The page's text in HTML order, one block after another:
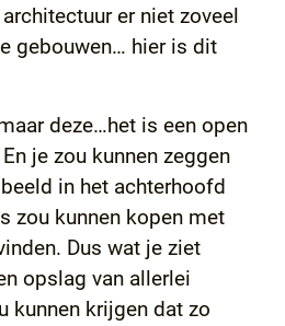
er niet zoveel
gebouwen… hier is dit
deze…het is een open
je zou kunnen zeggen
in het achterhoofd
zou kunnen kopen met
Dus wat je ziet
opslag van allerlei
kunnen krijgen dat zo